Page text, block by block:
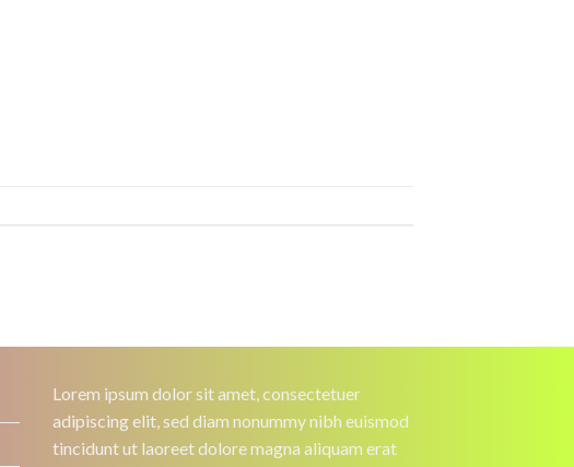
Lorem ipsum dolor sit amet, consectetuer
adipiscing elit, sed diam nonummy nibh euismod
tincidunt ut laoreet dolore magna aliquam erat